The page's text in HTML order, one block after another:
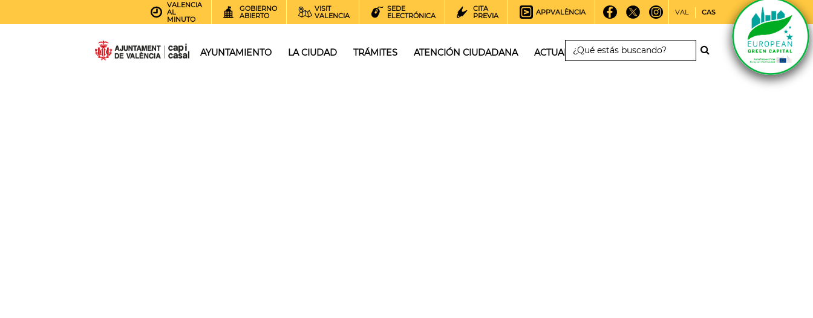
VALENCIA
AL
MINUTO
GOBIERNO
ABIERTO
VISIT
VALENCIA
SEDE
ELECTRÓNICA
CITA
PREVIA
APPVALÈNCIA VAL CAS
AYUNTAMIENTO LA CIUDAD TRÁMITES ATENCIÓN CIUDADANA ACTUALIDAD